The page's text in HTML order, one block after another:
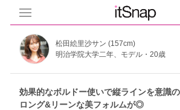
松田絵里沙サン (157cm)
明治学院大学二年、モデル・20歳
効果的なボルドー使いで縦ラインを意識の
ロング&リーンな美フォルムが◎